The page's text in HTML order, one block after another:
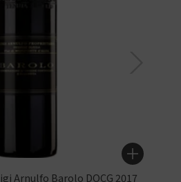
Arnulfo Barolo DOCG 2017